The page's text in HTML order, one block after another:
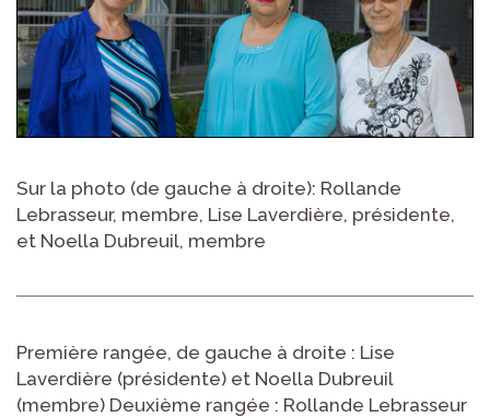
Sur la photo (de gauche à droite): Rollande
Lebrasseur, membre, Lise Laverdière, présidente,
et Noella Dubreuil, membre
Première rangée, de gauche à droite : Lise
Laverdière (présidente) et Noella Dubreuil
(membre) Deuxième rangée : Rollande Lebrasseur